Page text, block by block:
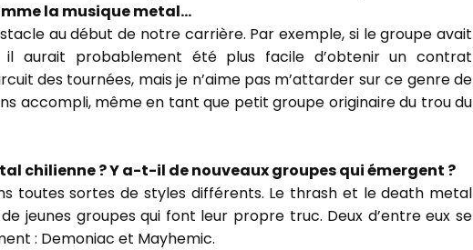
la musique metal…
au début de notre carrière. Par exemple, si le groupe avait
il aurait probablement été plus facile d’obtenir un contrat
des tournées, mais je n’aime pas m’attarder sur ce genre de
accompli, même en tant que petit groupe originaire du trou du
chilienne ? Y a-t-il de nouveaux groupes qui émergent ?
toutes sortes de styles différents. Le thrash et le death metal
jeunes groupes qui font leur propre truc. Deux d’entre eux se
: Demoniac et Mayhemic.